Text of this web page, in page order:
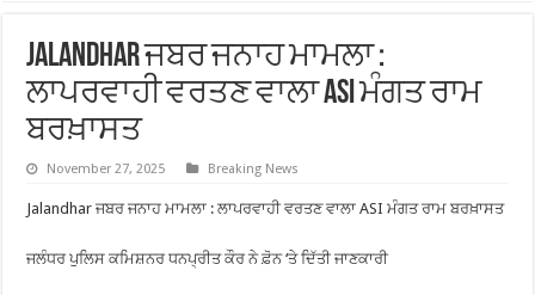
Jalandhar ਜਬਰ ਜਨਾਹ ਮਾਮਲਾ :
ਲਾਪਰਵਾਹੀ ਵਰਤਣ ਵਾਲਾ ASI ਮੰਗਤ ਰਾਮ
ਬਰਖ਼ਾਸਤ
November 27, 2025 Breaking News
Jalandhar ਜਬਰ ਜਨਾਹ ਮਾਮਲਾ : ਲਾਪਰਵਾਹੀ ਵਰਤਣ ਵਾਲਾ ASI ਮੰਗਤ ਰਾਮ ਬਰਖ਼ਾਸਤ
ਜਲੰਧਰ ਪੁਲਿਸ ਕਮਿਸ਼ਨਰ ਧਨਪ੍ਰੀਤ ਕੌਰ ਨੇ ਫ਼ੋਨ ‘ਤੇ ਦਿੱਤੀ ਜਾਣਕਾਰੀ